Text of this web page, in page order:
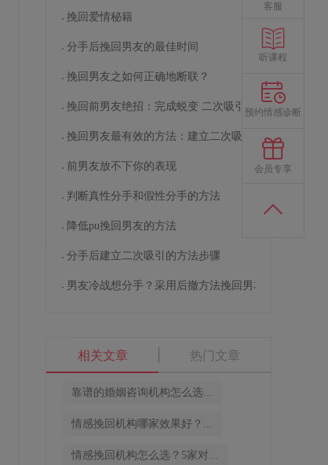
挽回爱情秘籍
分手后挽回男友的最佳时间
挽回男友之如何正确地断联？
挽回前男友绝招：完成蜕变 二次吸引
挽回男友最有效的方法：建立二次吸引
前男友放不下你的表现
判断真性分手和假性分手的方法
降低pu挽回男友的方法
分手后建立二次吸引的方法步骤
男友冷战想分手？采用后撤方法挽回男友
相关文章 热门文章
靠谱的婚姻咨询机构怎么选...
情感挽回机构哪家效果好？...
情感挽回机构怎么选？5家对...
客服
听课程
预约情感诊断
会员专享